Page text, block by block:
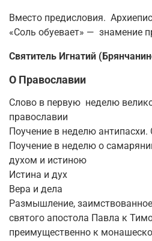
Вместо предисловия.
«Соль обуевает» — знамение
Святитель Игнатий
О Православии
Слово в первую неделю
православии
Поучение в неделю антипасхи.
Поучение в неделю о
духом и истиною
Истина и дух
Вера и дела
Размышление,
святого апостола Павла к
преимущественно к